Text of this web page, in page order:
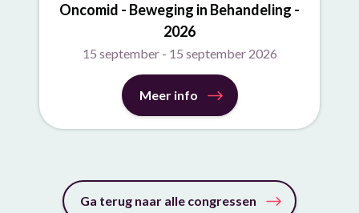
Oncomid - Beweging in Behandeling -
2026
15 september - 15 september 2026
Meer info
Ga terug naar alle congressen